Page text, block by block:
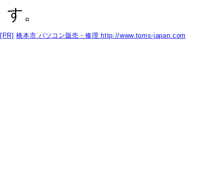
す。
[PR] 橋本市 パソコン販売・修理 http://www.toms-japan.com